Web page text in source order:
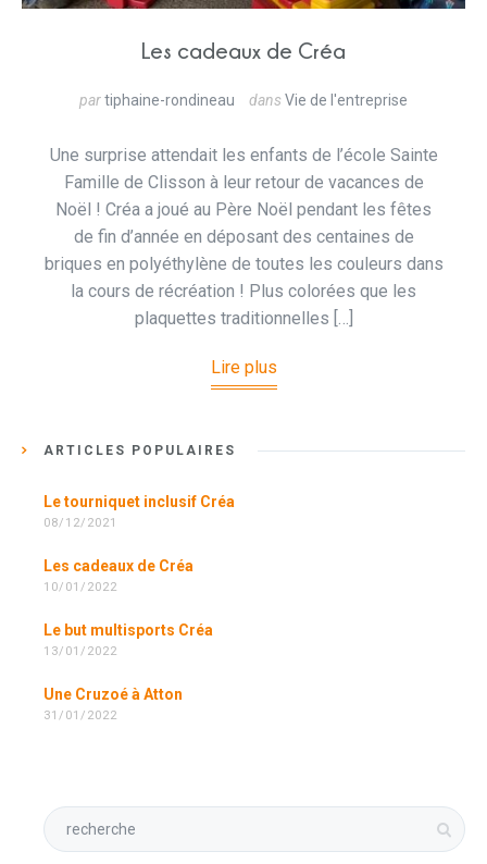
Les cadeaux de Créa
partiphaine-rondineau dans Vie de l'entreprise
Une surprise attendait les enfants de l’école Sainte
Famille de Clisson à leur retour de vacances de
Noël ! Créa a joué au Père Noël pendant les fêtes
de fin d’année en déposant des centaines de
briques en polyéthylène de toutes les couleurs dans
la cours de récréation ! Plus colorées que les
plaquettes traditionnelles […]
Lire plus
ARTICLES POPULAIRES
Le tourniquet inclusif Créa
08/12/2021
Les cadeaux de Créa
10/01/2022
Le but multisports Créa
13/01/2022
Une Cruzoé à Atton
31/01/2022